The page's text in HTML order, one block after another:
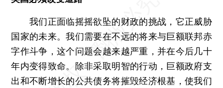
我们正面临摇摇欲坠的财政的挑战，它正威胁
国家的未来。我们需要在不远的将来与巨额联邦赤
字作斗争，这个问题会越来越严重，并在今后几十
年内变得致命。除非采取明智的行动，巨额政府支
出和不断增长的公共债务将摧毁经济根基，使我们